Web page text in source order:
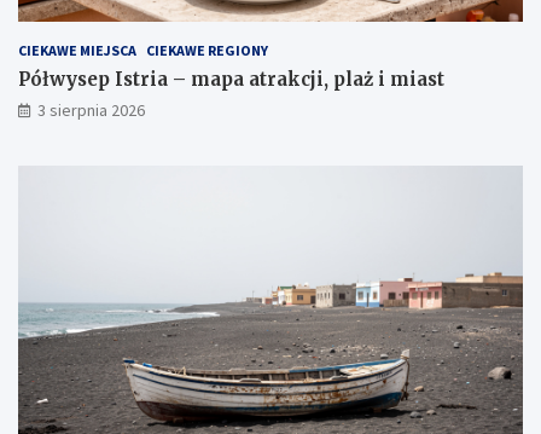
CIEKAWE MIEJSCA CIEKAWE REGIONY
Półwysep Istria – mapa atrakcji, plaż i miast
3 sierpnia 2026